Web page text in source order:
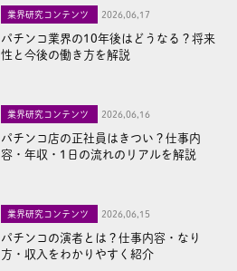
業界研究コンテンツ 2026,06,17
パチンコ業界の10年後はどうなる？将来
性と今後の働き方を解説
業界研究コンテンツ 2026,06,16
パチンコ店の正社員はきつい？仕事内
容・年収・1日の流れのリアルを解説
業界研究コンテンツ 2026,06,15
パチンコの演者とは？仕事内容・なり
方・収入をわかりやすく紹介